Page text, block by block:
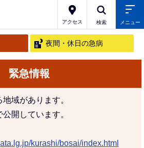
アクセス 検索 メニュー
夜間・休日の急病
緊急情報
域があります。
開しています。
kurashi/bosai/index.html